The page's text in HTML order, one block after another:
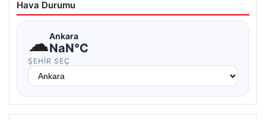
Hava Durumu
☁Ankara
NaN°C
ŞEHIR SEÇ